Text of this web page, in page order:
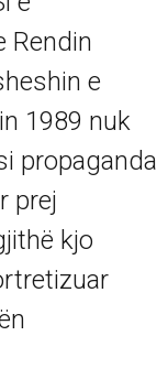
Rendin
e
1989 nuk
propaganda
prej
kjo